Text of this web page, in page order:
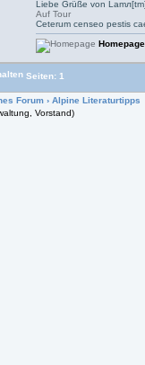
Liebe Grüße von
Auf Tour
Ceterum censeo pestis
Homepage
Seiten: 1
Forum ›Alpine Literaturtipps
Vorstand)